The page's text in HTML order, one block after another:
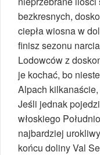
bezkresnych,
ciepła wiosna w
finisz sezonu
Lodowców z
je kochać, bo
Alpach kilkanaście,
Jeśli jednak
włoskiego
najbardziej
końcu doliny Val